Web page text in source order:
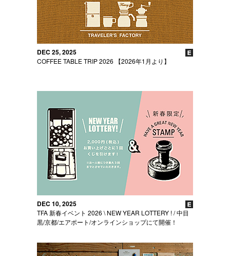
DEC 25, 2025
COFFEE TABLE TRIP 2026 【2026年1月より】
DEC 10, 2025
TFA 新春イベント 2026 \ NEW YEAR LOTTERY ! / 中目
黒/京都/エアポート/オンラインショップにて開催！